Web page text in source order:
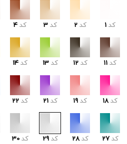
کد 1 کد 2 کد 3 کد 4
کد 11 کد 12 کد 13 کد 14
کد 18 کد 19 کد 21 کد 22
کد 27 کد 28 کد 29 کد 30